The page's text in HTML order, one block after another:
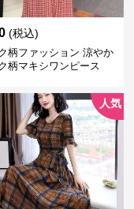
(税込)
柄ファッション 涼やか
柄マキシワンピース
人気